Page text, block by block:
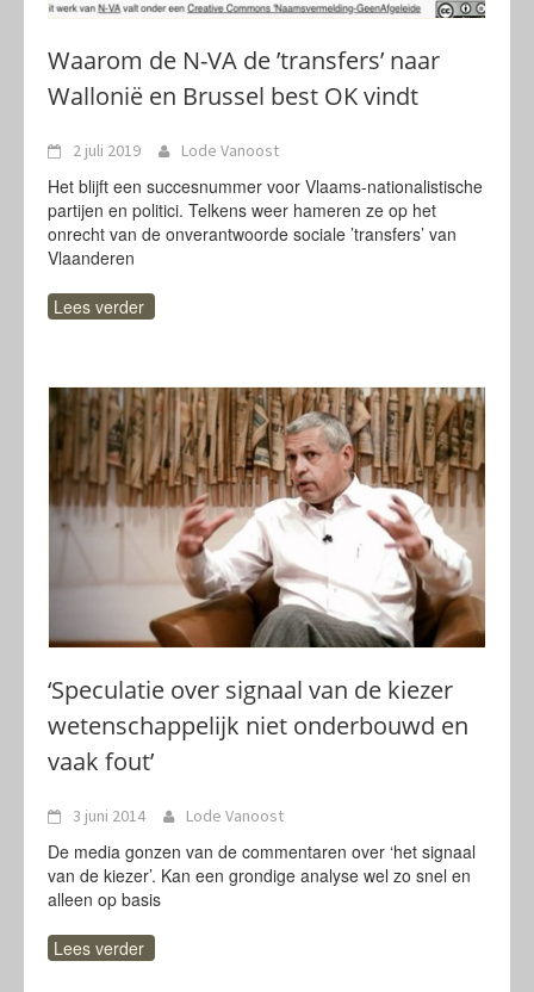
Waarom de N-VA de ’transfers’ naar
Wallonië en Brussel best OK vindt
2 juli 2019 Lode Vanoost
Het blijft een succesnummer voor Vlaams-nationalistische
partijen en politici. Telkens weer hameren ze op het
onrecht van de onverantwoorde sociale ’transfers’ van
Vlaanderen
Lees verder
‘Speculatie over signaal van de kiezer
wetenschappelijk niet onderbouwd en
vaak fout’
3 juni 2014 Lode Vanoost
De media gonzen van de commentaren over ‘het signaal
van de kiezer’. Kan een grondige analyse wel zo snel en
alleen op basis
Lees verder